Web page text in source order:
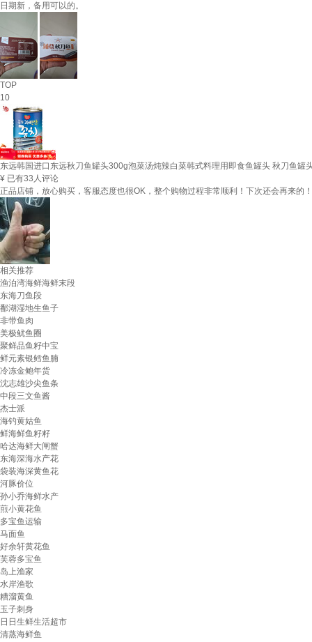
日期新，备用可以的。
TOP
10
东远韩国进口东远秋刀鱼罐头300g泡菜汤炖辣白菜韩式料理用即食鱼罐头 秋刀鱼罐
¥ 已有33人评论
正品店铺，放心购买，客服态度也很OK，整个购物过程非常顺利！下次还会再来的！
相关推荐
渔泊湾海鲜海鲜末段
东海刀鱼段
鄱湖湿地生鱼子
非带鱼肉
美极鱿鱼圈
聚鲜品鱼籽中宝
鲜元素银鳕鱼腩
冷冻金鲍年货
沈志雄沙尖鱼条
中段三文鱼酱
杰士派
海钓黄姑鱼
鲜海鲜鱼籽籽
哈达海鲜大闸蟹
东海深海水产花
袋装海深黄鱼花
河豚价位
孙小乔海鲜水产
煎小黄花鱼
多宝鱼运输
马面鱼
好余轩黄花鱼
芙蓉多宝鱼
岛上渔家
水岸渔歌
糟溜黄鱼
玉子刺身
日日生鲜生活超市
清蒸海鲜鱼